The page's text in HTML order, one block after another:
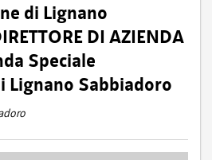
di Lignano
DI AZIENDA
Speciale
Lignano Sabbiadoro